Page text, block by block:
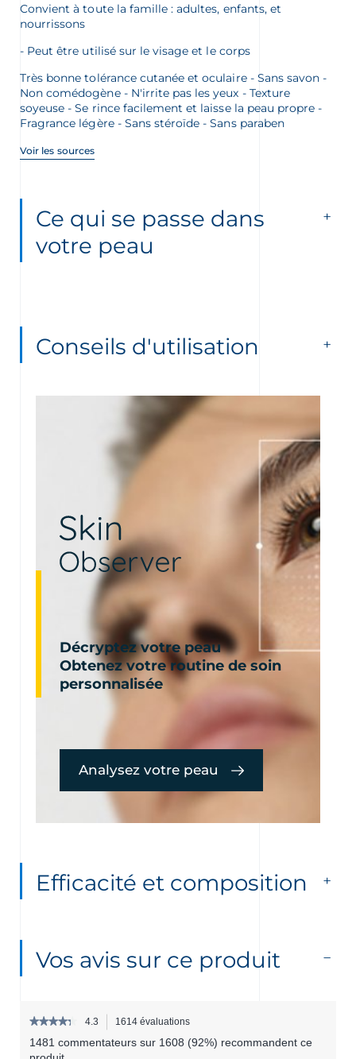
Convient à toute la famille : adultes, enfants, et
nourrissons
Peut être utilisé sur le visage et le corps
Très bonne tolérance cutanée et oculaire - Sans savon -
Non comédogène - N'irrite pas les yeux - Texture
soyeuse - Se rince facilement et laisse la peau propre -
Fragrance légère - Sans stéroïde - Sans paraben
Voir les sources
Ce qui se passe dans
votre peau
Conseils d'utilisation
Décryptez votre peau
Obtenez votre routine de soin
personnalisée
Analysez votre peau
Efficacité et composition
Vos avis sur ce produit
★★★★★
★★★★★
étoile(s)
4.3 1614 évaluations
action
permettra
1481 commentateurs sur 1608 (92%) recommandent ce